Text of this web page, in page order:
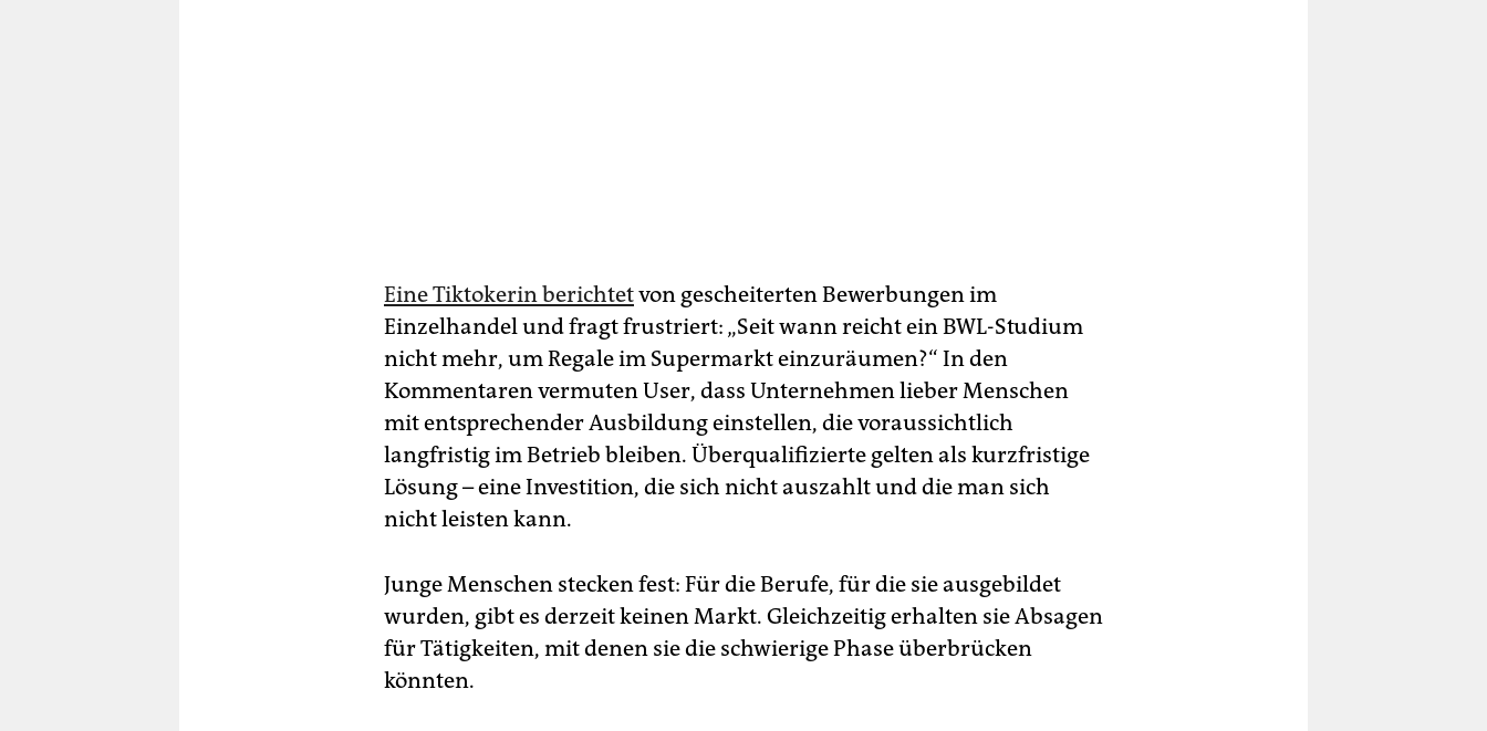
Eine Tiktokerin berichtetvon gescheiterten Bewerbungen im
Einzelhandel und fragt frustriert: „Seit wann reicht ein BWL-Studium
nicht mehr, um Regale im Supermarkt einzuräumen?“ In den
Kommentaren vermuten User, dass Unternehmen lieber Menschen
mit entsprechender Ausbildung einstellen, die voraussichtlich
langfristig im Betrieb bleiben. Überqualifizierte gelten als kurzfristige
Lösung – eine Investition, die sich nicht auszahlt und die man sich
nicht leisten kann.
Junge Menschen stecken fest: Für die Berufe, für die sie ausgebildet
wurden, gibt es derzeit keinen Markt. Gleichzeitig erhalten sie Absagen
für Tätigkeiten, mit denen sie die schwierige Phase überbrücken
könnten.